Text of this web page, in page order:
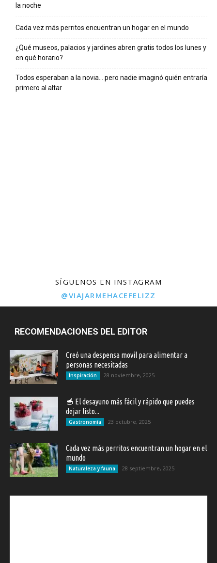
la noche
Cada vez más perritos encuentran un hogar en el mundo
¿Qué museos, palacios y jardines abren gratis todos los lunes y
en qué horario?
Todos esperaban a la novia… pero nadie imaginó quién entraría
primero al altar
SÍGUENOS EN INSTAGRAM
@VIAJARMEHACEFELIZZ
RECOMENDACIONES DEL EDITOR
Creó una despensa movil para alimentar a
personas necesitadas
Inspiración 28 noviembre, 2025
🥣 El desayuno más fácil y rápido que puedes
dejar listo...
Gastronomía 23 octubre, 2025
Cada vez más perritos encuentran un hogar en el
mundo
Naturaleza y fauna 28 septiembre, 2025